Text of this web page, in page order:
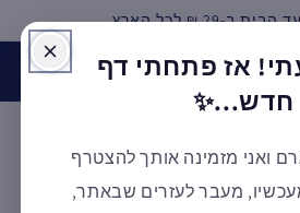
ב-29 ₪ לכל הארץ
חזר לפעילות! בואו לעקוב אחרינו
✨ למעבר לעמוד
אז פתחתי דף
חדש...✨
ואני מזמינה אותך להצטרף
מעבר לעזרים שבאתר,